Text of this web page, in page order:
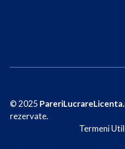
© 2025
rezervate.
Termeni